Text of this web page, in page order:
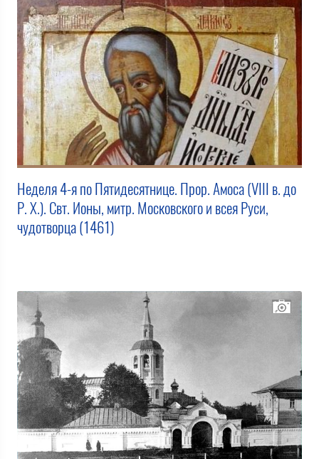
Неделя 4-я по Пятидесятнице. Прор. Амоса (VIII в. до
Р. Х.). Свт. Ионы, митр. Московского и всея Руси,
чудотворца (1461)